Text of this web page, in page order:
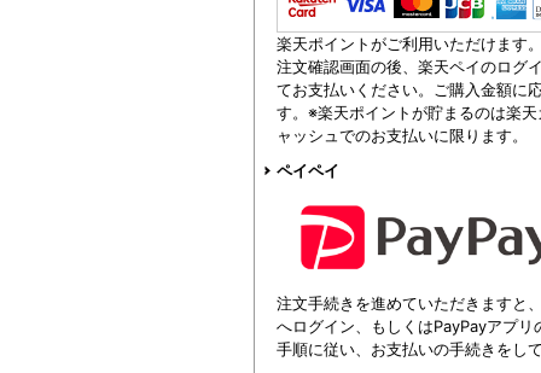
楽天ポイントがご利用いただけます
注文確認画面の後、楽天ペイのログ
てお支払いください。ご購入金額に
す。※楽天ポイントが貯まるのは楽
ャッシュでのお支払いに限ります。
ペイペイ
注文手続きを進めていただきますと
へログイン、もしくはPayPayアプ
手順に従い、お支払いの手続きをし